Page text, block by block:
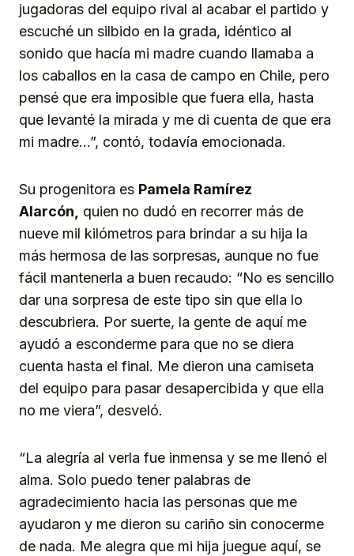
jugadoras del equipo rival al acabar el partido y
escuché un silbido en la grada, idéntico al
sonido que hacía mi madre cuando llamaba a
los caballos en la casa de campo en Chile, pero
pensé que era imposible que fuera ella, hasta
que levanté la mirada y me di cuenta de que era
mi madre…”, contó, todavía emocionada.
Su progenitora es Pamela Ramírez
Alarcón, quien no dudó en recorrer más de
nueve mil kilómetros para brindar a su hija la
más hermosa de las sorpresas, aunque no fue
fácil mantenerla a buen recaudo: “No es sencillo
dar una sorpresa de este tipo sin que ella lo
descubriera. Por suerte, la gente de aquí me
ayudó a esconderme para que no se diera
cuenta hasta el final. Me dieron una camiseta
del equipo para pasar desapercibida y que ella
no me viera”, desveló.
“La alegría al verla fue inmensa y se me llenó el
alma. Solo puedo tener palabras de
agradecimiento hacia las personas que me
ayudaron y me dieron su cariño sin conocerme
de nada. Me alegra que mi hija juegue aquí, se